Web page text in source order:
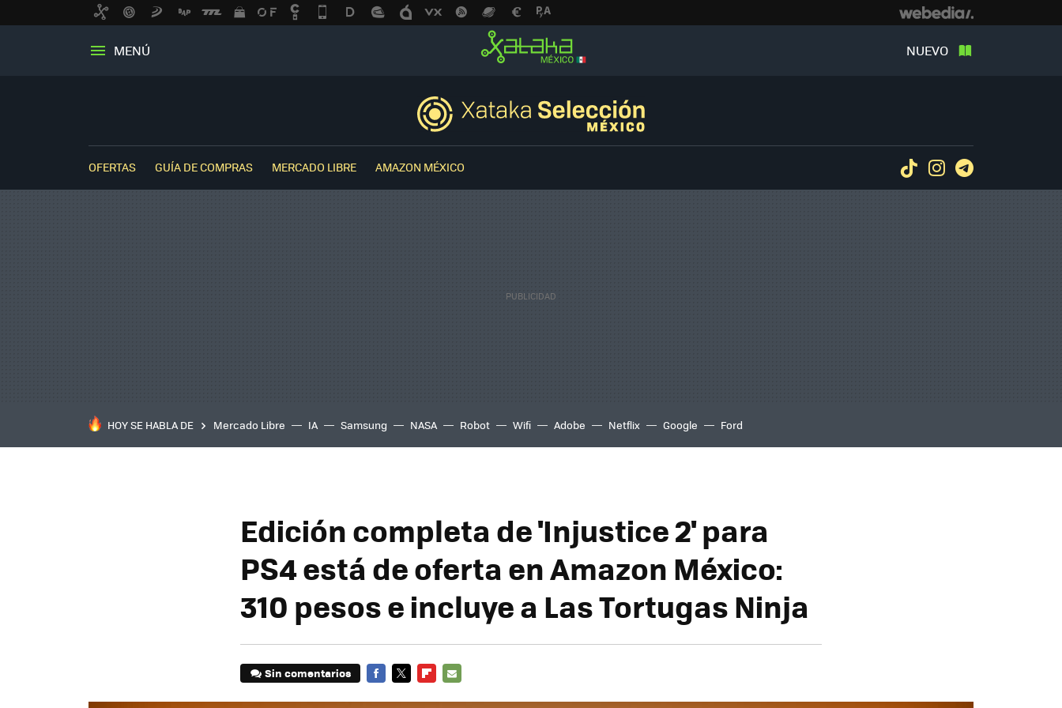
MENÚ NUEVO
OFERTAS GUÍA DE COMPRAS MERCADO LIBRE AMAZON MÉXICO TiktokInstagram
HOY SE HABLA DE Mercado Libre IA Samsung NASA Robot Wifi Adobe Netflix Google Ford
Edición completa de 'Injustice 2' para
PS4 está de oferta en Amazon México:
310 pesos e incluye a Las Tortugas Ninja
Sin comentarios